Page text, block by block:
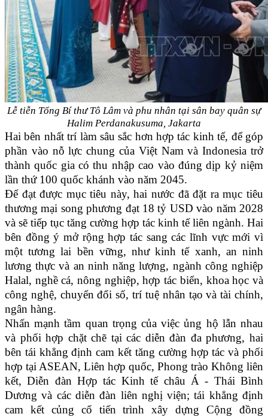
Lễ tiễn Tổng Bí thư Tô Lâm và phu nhân tại sân bay quân sự
Halim Perdanakusuma, Jakarta
Hai bên nhất trí làm sâu sắc hơn hợp tác kinh tế, để góp
phần vào nỗ lực chung của Việt Nam và Indonesia trở
thành quốc gia có thu nhập cao vào đúng dịp kỷ niệm
lần thứ 100 quốc khánh vào năm 2045.
Để đạt được mục tiêu này, hai nước đã đặt ra mục tiêu
thương mại song phương đạt 18 tỷ USD vào năm 2028
và sẽ tiếp tục tăng cường hợp tác kinh tế liên ngành. Hai
bên đồng ý mở rộng hợp tác sang các lĩnh vực mới vì
một tương lai bền vững, như kinh tế xanh, an ninh
lương thực và an ninh năng lượng, ngành công nghiệp
Halal, nghề cá, nông nghiệp, hợp tác biển, khoa học và
công nghệ, chuyển đổi số, trí tuệ nhân tạo và tài chính,
ngân hàng.
Nhấn mạnh tầm quan trọng của việc ủng hộ lẫn nhau
và phối hợp chặt chẽ tại các diễn đàn đa phương, hai
bên tái khẳng định cam kết tăng cường hợp tác và phối
hợp tại ASEAN, Liên hợp quốc, Phong trào Không liên
kết, Diễn đàn Hợp tác Kinh tế châu Á - Thái Bình
Dương và các diễn đàn liên nghị viện; tái khẳng định
cam kết củng cố tiến trình xây dựng Cộng đồng